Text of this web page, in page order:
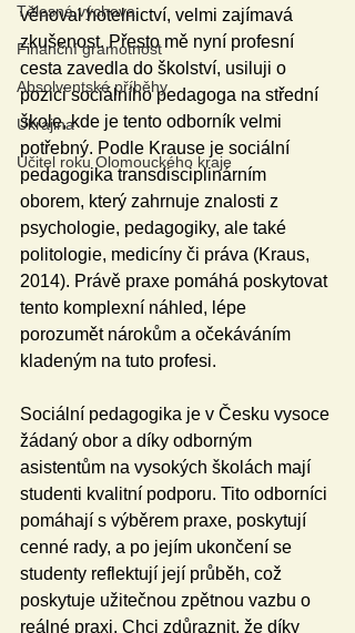
Tělesná výchova
Finanční gramotnost
Absolventské příběhy
Ukrajina
Učitel roku Olomouckého kraje
věnoval hotelnictví, velmi zajímavá
zkušenost. Přesto mě nyní profesní
cesta zavedla do školství, usiluji o
pozici sociálního pedagoga na střední
škole, kde je tento odborník velmi
potřebný. Podle Krause je sociální
pedagogika transdisciplinárním
oborem, který zahrnuje znalosti z
psychologie, pedagogiky, ale také
politologie, medicíny či práva (Kraus,
2014). Právě praxe pomáhá poskytovat
tento komplexní náhled, lépe
porozumět nárokům a očekáváním
kladeným na tuto profesi.
Sociální pedagogika je v Česku vysoce
žádaný obor a díky odborným
asistentům na vysokých školách mají
studenti kvalitní podporu. Tito odborníci
pomáhají s výběrem praxe, poskytují
cenné rady, a po jejím ukončení se
studenty reflektují její průběh, což
poskytuje užitečnou zpětnou vazbu o
reálné praxi. Chci zdůraznit, že díky